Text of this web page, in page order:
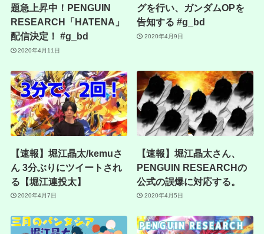
題急上昇中！PENGUIN
RESEARCH「HATENA」
配信決定！ #g_bd
2020年4月11日
グを行い、ガンダムOPを
告知する #g_bd
2020年4月9日
【速報】堀江晶太/kemuさ
ん 3分ぶりにツイートされ
る【堀江連投太】
2020年4月7日
【速報】堀江晶太さん、
PENGUIN RESEARCHの
公式の誤爆に対応する。
2020年4月5日